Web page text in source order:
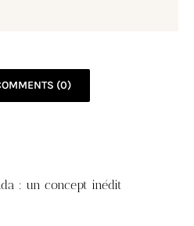
(0)
: un concept inédit